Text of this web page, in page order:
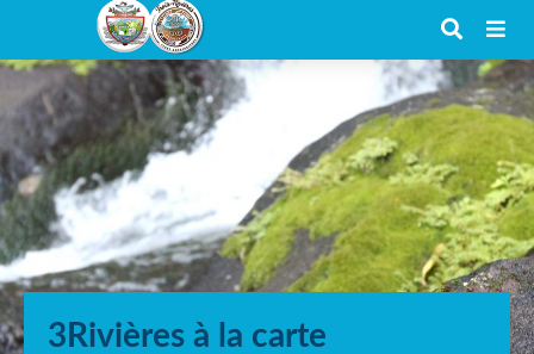
3Rivières à la carte